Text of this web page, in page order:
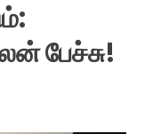
பேச்சு!